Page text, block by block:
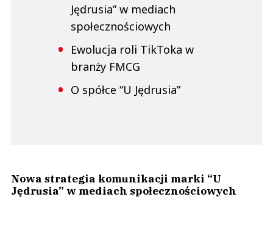
Jędrusia” w mediach
społecznościowych
Ewolucja roli TikToka w
branży FMCG
O spółce “U Jędrusia”
Nowa strategia komunikacji marki “U
Jędrusia” w mediach społecznościowych